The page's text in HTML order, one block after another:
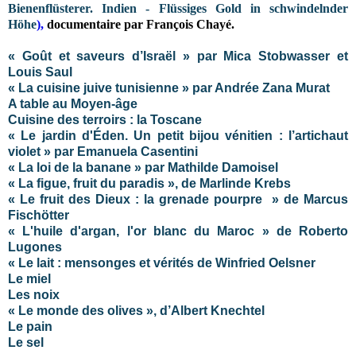
Bienenflüsterer. Indien - Flüssiges Gold in schwindelnder
Höhe), documentaire par François Chayé.
« Goût et saveurs d’Israël » par Mica Stobwasser et
Louis Saul
« La cuisine juive tunisienne » par Andrée Zana Murat
A table au Moyen-âge
Cuisine des terroirs : la Toscane
« Le jardin d'Éden. Un petit bijou vénitien : l’artichaut
violet » par Emanuela Casentini
« La loi de la banane » par Mathilde Damoisel
« La figue, fruit du paradis », de Marlinde Krebs
« Le fruit des Dieux : la grenade pourpre » de Marcus
Fischötter
« L'huile d'argan, l'or blanc du Maroc » de Roberto
Lugones
« Le lait : mensonges et vérités de Winfried Oelsner
Le miel
Les noix
« Le monde des olives », d’Albert Knechtel
Le pain
Le sel